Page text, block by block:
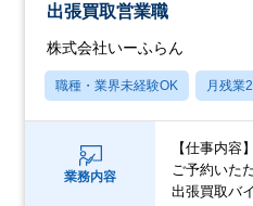
出張買取営業職
株式会社いーふらん
職種・業界未経験OK 月残業
業務内容
【仕事内容】
ご予約いた
出張買取バ